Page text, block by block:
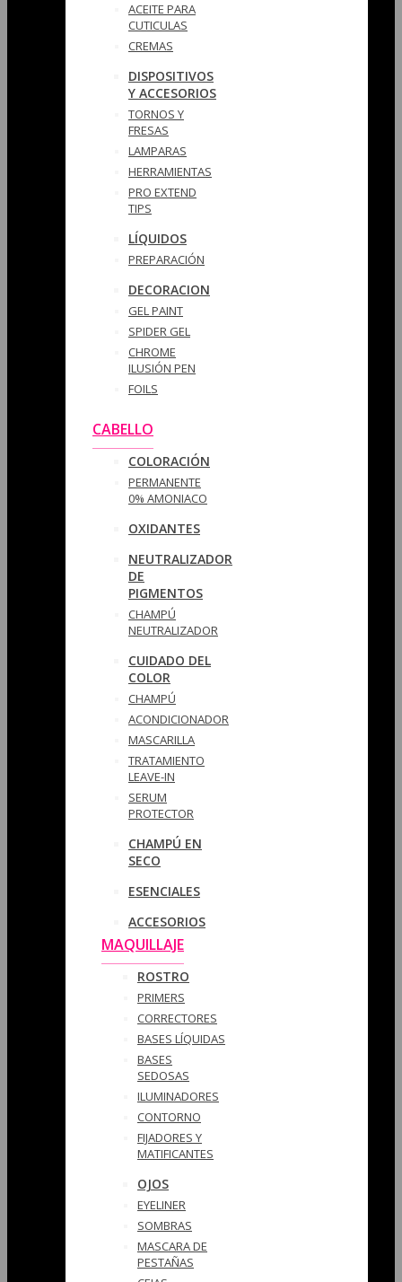
ACEITE PARA
CUTICULAS
CREMAS
DISPOSITIVOS
Y ACCESORIOS
TORNOS Y
FRESAS
LAMPARAS
HERRAMIENTAS
PRO EXTEND
TIPS
LÍQUIDOS
PREPARACIÓN
DECORACION
GEL PAINT
SPIDER GEL
CHROME
ILUSIÓN PEN
FOILS
CABELLO
COLORACIÓN
PERMANENTE
0% AMONIACO
OXIDANTES
NEUTRALIZADOR
DE
PIGMENTOS
CHAMPÚ
NEUTRALIZADOR
CUIDADO DEL
COLOR
CHAMPÚ
ACONDICIONADOR
MASCARILLA
TRATAMIENTO
LEAVE-IN
SERUM
PROTECTOR
CHAMPÚ EN
SECO
ESENCIALES
ACCESORIOS
MAQUILLAJE
ROSTRO
PRIMERS
CORRECTORES
BASES LÍQUIDAS
BASES
SEDOSAS
ILUMINADORES
CONTORNO
FIJADORES Y
MATIFICANTES
OJOS
EYELINER
SOMBRAS
MASCARA DE
PESTAÑAS